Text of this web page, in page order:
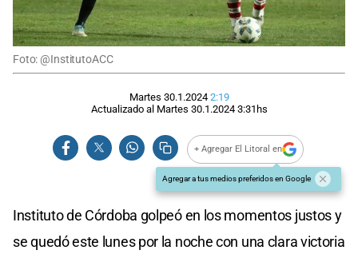
Foto: @InstitutoACC
Martes 30.1.2024 2:19
Actualizado al Martes 30.1.2024 3:31hs
+ Agregar El Litoral en
Agregar a tus medios preferidos en Google
Instituto de Córdoba golpeó en los momentos justos y
se quedó este lunes por la noche con una clara victoria